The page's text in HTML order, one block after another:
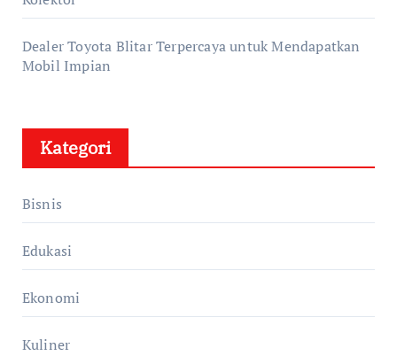
Dealer Toyota Blitar Terpercaya untuk Mendapatkan
Mobil Impian
Kategori
Bisnis
Edukasi
Ekonomi
Kuliner